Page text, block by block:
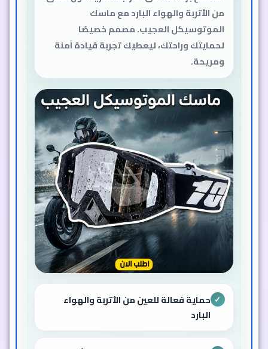
من الأتربة والهواء البارد مع ماسك
الموتوسيكل العجيب. مصمم خصيصًا
لحمايتك وراحتك، ليعطيك تجربة قيادة آمنة
ومريحة.
✓ حماية فعالة للعين من الأتربة والهواء
البارد